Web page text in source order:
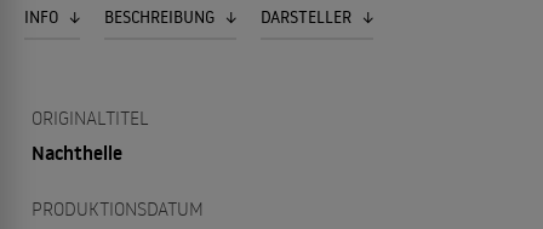
INFO BESCHREIBUNG DARSTELLER
ORIGINALTITEL
Nachthelle
PRODUKTIONSDATUM